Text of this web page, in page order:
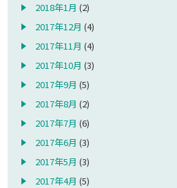
2018年1月 (2)
2017年12月 (4)
2017年11月 (4)
2017年10月 (3)
2017年9月 (5)
2017年8月 (2)
2017年7月 (6)
2017年6月 (3)
2017年5月 (3)
2017年4月 (5)